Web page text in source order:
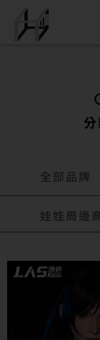
全部品牌
娃娃周邊